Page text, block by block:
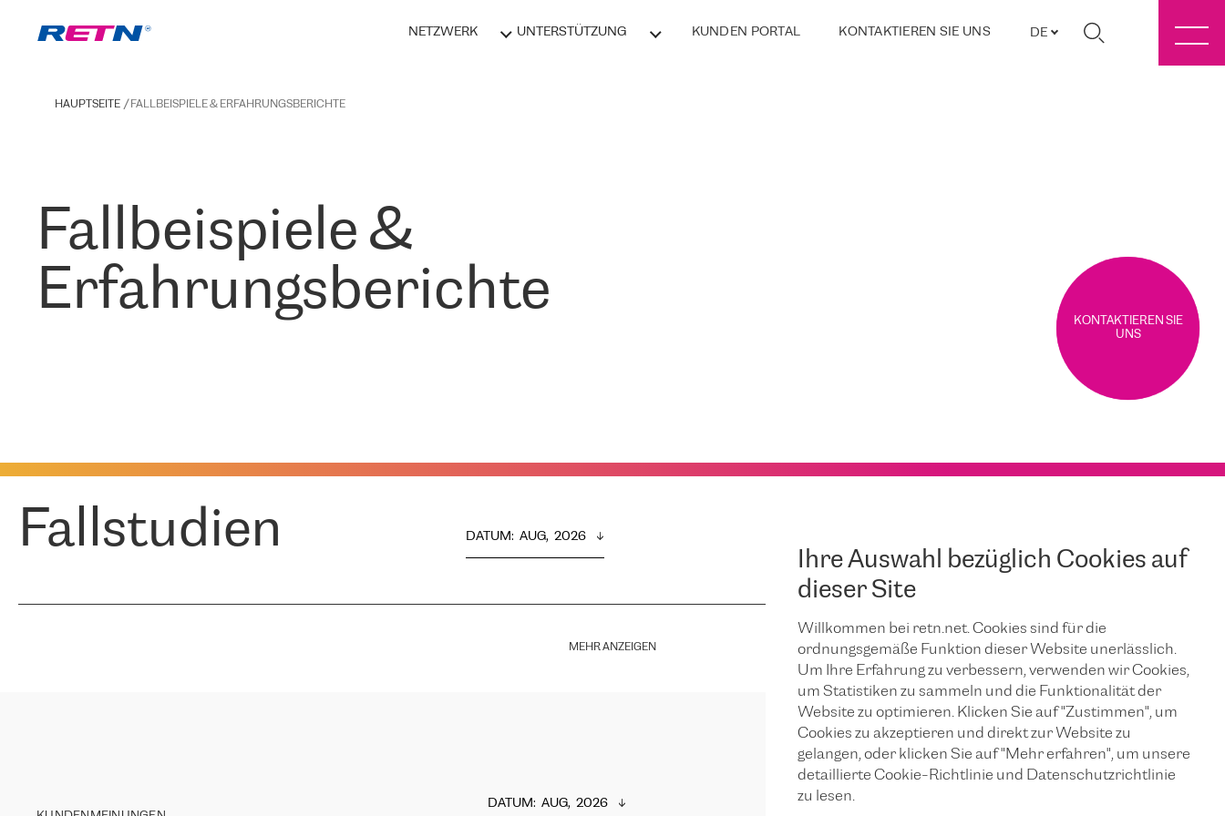
NETZWERK UNTERSTÜTZUNG KUNDEN PORTAL KONTAKTIEREN SIE UNS DE
Ihre Auswahl bezüglich Cookies auf
dieser Site
Willkommen bei retn.net. Cookies sind für die
ordnungsgemäße Funktion dieser Website unerlässlich.
Um Ihre Erfahrung zu verbessern, verwenden wir Cookies,
um Statistiken zu sammeln und die Funktionalität der
Website zu optimieren. Klicken Sie auf "Zustimmen", um
Cookies zu akzeptieren und direkt zur Website zu
gelangen, oder klicken Sie auf "Mehr erfahren", um unsere
detaillierte Cookie-Richtlinie und Datenschutzrichtlinie
zu lesen.
HAUPTSEITE FALLBEISPIELE & ERFAHRUNGSBERICHTE
Fallbeispiele &
Erfahrungsberichte
KONTAKTIEREN SIE
UNS
Fallstudien DATUM: AUG,  2026
MEHR ANZEIGEN
DATUM: AUG,  2026